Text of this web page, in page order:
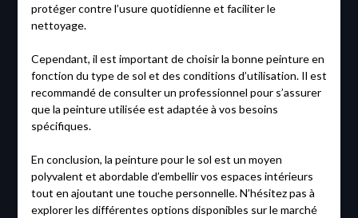
protéger contre l’usure quotidienne et faciliter le
nettoyage.
Cependant, il est important de choisir la bonne peinture en
fonction du type de sol et des conditions d’utilisation. Il est
recommandé de consulter un professionnel pour s’assurer
que la peinture utilisée est adaptée à vos besoins
spécifiques.
En conclusion, la peinture pour le sol est un moyen
polyvalent et abordable d’embellir vos espaces intérieurs
tout en ajoutant une touche personnelle. N’hésitez pas à
explorer les différentes options disponibles sur le marché